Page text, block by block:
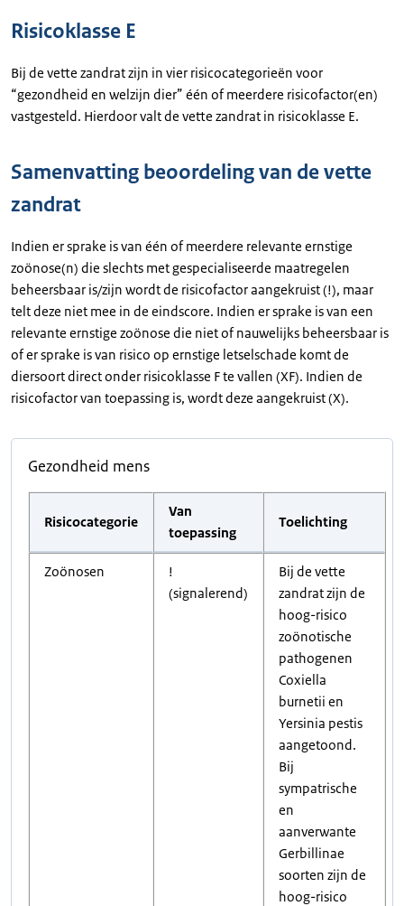
Risicoklasse E
Bij de vette zandrat zijn in vier risicocategorieën voor
“gezondheid en welzijn dier” één of meerdere risicofactor(en)
vastgesteld. Hierdoor valt de vette zandrat in risicoklasse E.
Samenvatting beoordeling van de vette
zandrat
Indien er sprake is van één of meerdere relevante ernstige
zoönose(n) die slechts met gespecialiseerde maatregelen
beheersbaar is/zijn wordt de risicofactor aangekruist (!), maar
telt deze niet mee in de eindscore. Indien er sprake is van een
relevante ernstige zoönose die niet of nauwelijks beheersbaar is
of er sprake is van risico op ernstige letselschade komt de
diersoort direct onder risicoklasse F te vallen (XF). Indien de
risicofactor van toepassing is, wordt deze aangekruist (X).
Gezondheid mens
Risicocategorie
Van
toepassing
Toelichting
Zoönosen
!
(signalerend)
Bij de vette
zandrat zijn de
hoog-risico
zoönotische
pathogenen
Coxiella
burnetii en
Yersinia pestis
aangetoond.
Bij
sympatrische
en
aanverwante
Gerbillinae
soorten zijn de
hoog-risico